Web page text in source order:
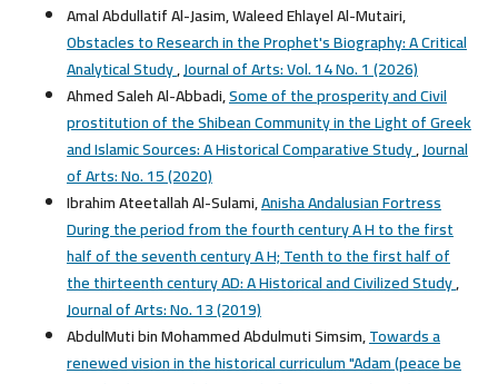
Amal Abdullatif Al-Jasim, Waleed Ehlayel Al-Mutairi,
Obstacles to Research in the Prophet's Biography: A Critical
Analytical Study,Journal of Arts: Vol. 14 No. 1 (2026)
Ahmed Saleh Al-Abbadi,Some of the prosperity and Civil
prostitution of the Shibean Community in the Light of Greek
and Islamic Sources: A Historical Comparative Study,Journal
of Arts: No. 15 (2020)
Ibrahim Ateetallah Al-Sulami,Anisha Andalusian Fortress
During the period from the fourth century A H to the first
half of the seventh century A H; Tenth to the first half of
the thirteenth century AD: A Historical and Civilized Study,
Journal of Arts: No. 13 (2019)
AbdulMuti bin Mohammed Abdulmuti Simsim,Towards a
renewed vision in the historical curriculum "Adam (peace be